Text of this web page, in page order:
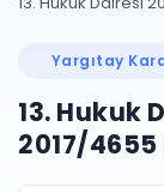
UYAP
Yargıtay
13. Hukuk
2017/